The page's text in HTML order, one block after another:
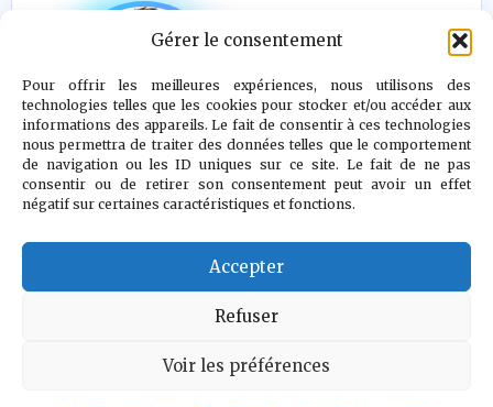
Gérer le consentement
Pour offrir les meilleures expériences, nous utilisons des
technologies telles que les cookies pour stocker et/ou accéder aux
informations des appareils. Le fait de consentir à ces technologies
nous permettra de traiter des données telles que le comportement
de navigation ou les ID uniques sur ce site. Le fait de ne pas
consentir ou de retirer son consentement peut avoir un effet
négatif sur certaines caractéristiques et fonctions.
Accepter
Refuser
Voir les préférences
"Il n’y a pas
d’ennemi. Le
véritable combat
est contre le
doute, la peur et